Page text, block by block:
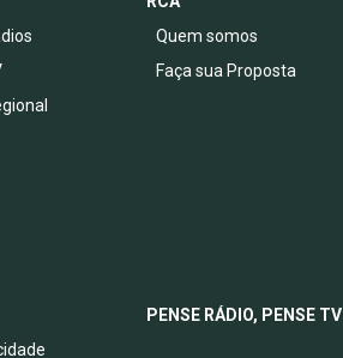
Quem somos
Faça sua Proposta
PENSE RÁDIO, PENSE TV